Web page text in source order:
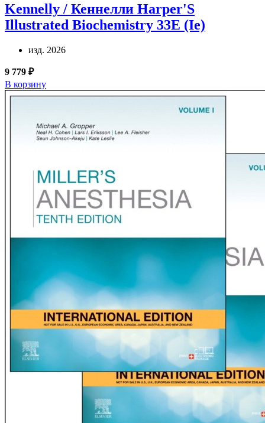
Kennelly / Кеннелли Harper'S
Illustrated Biochemistry 33E (Ie)
изд. 2026
9 779 ₽
В корзину